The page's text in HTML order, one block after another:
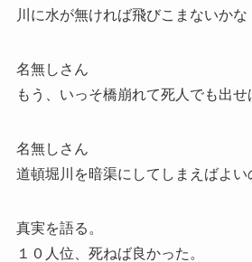
川に水が無ければ飛びこまないかな
名無しさん
もう、いっそ橋崩れて死人でも出せ
名無しさん
道頓堀川を暗渠にしてしまえばよい
真実を語る。
１０人位、死ねば良かった。